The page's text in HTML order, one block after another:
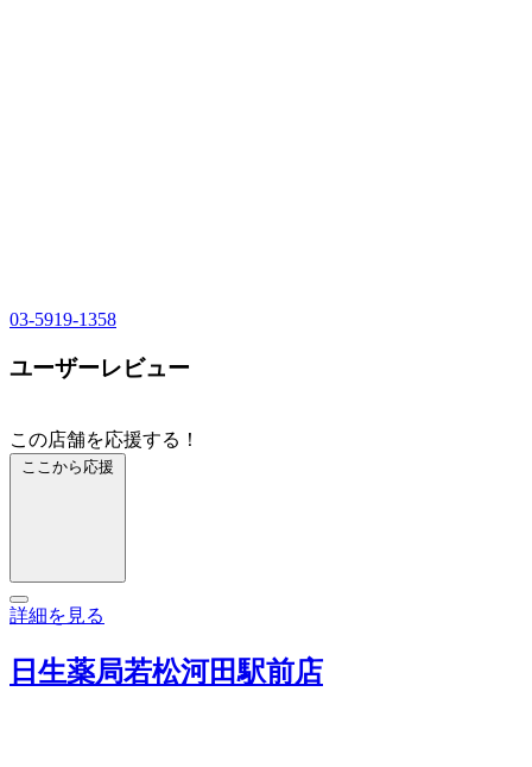
03-5919-1358
ユーザーレビュー
この店舗を応援する！
ここから応援
詳細を見る
日生薬局若松河田駅前店